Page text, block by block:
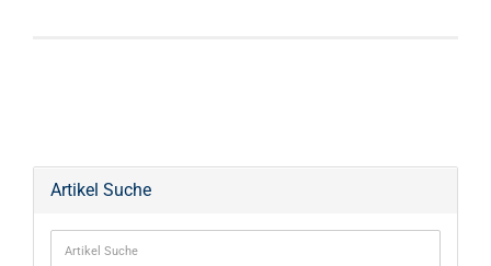
Artikel Suche